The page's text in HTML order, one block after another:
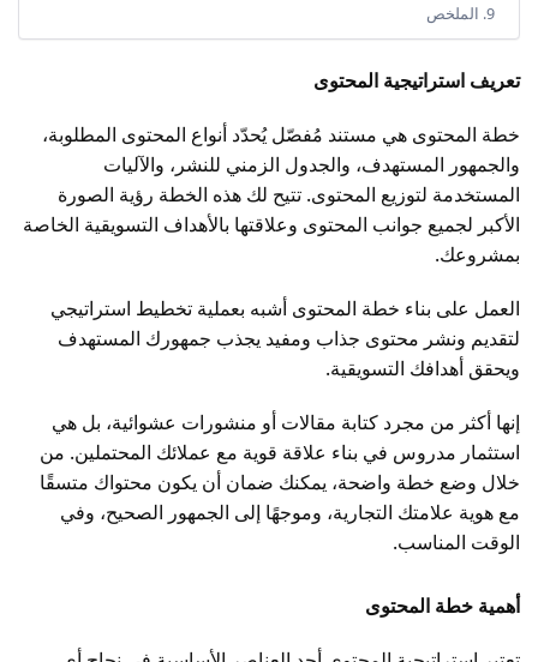
الملخص
تعريف استراتيجية المحتوى
خطة المحتوى هي مستند مُفصّل يُحدّد أنواع المحتوى المطلوبة،
والجمهور المستهدف، والجدول الزمني للنشر، والآليات
المستخدمة لتوزيع المحتوى. تتيح لك هذه الخطة رؤية الصورة
الأكبر لجميع جوانب المحتوى وعلاقتها بالأهداف التسويقية الخاصة
بمشروعك.
العمل على بناء خطة المحتوى أشبه بعملية تخطيط استراتيجي
لتقديم ونشر محتوى جذاب ومفيد يجذب جمهورك المستهدف
ويحقق أهدافك التسويقية.
إنها أكثر من مجرد كتابة مقالات أو منشورات عشوائية، بل هي
استثمار مدروس في بناء علاقة قوية مع عملائك المحتملين. من
خلال وضع خطة واضحة، يمكنك ضمان أن يكون محتواك متسقًا
مع هوية علامتك التجارية، وموجهًا إلى الجمهور الصحيح، وفي
الوقت المناسب.
أهمية خطة المحتوى